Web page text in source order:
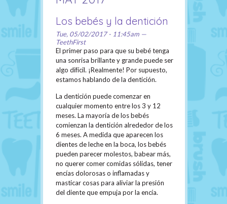
Los bebés y la dentición
Tue, 05/02/2017 - 11:45am —
TeethFirst
El primer paso para que su bebé tenga
una sonrisa brillante y grande puede ser
algo difícil. ¡Realmente! Por supuesto,
estamos hablando de la dentición.
La dentición puede comenzar en
cualquier momento entre los 3 y 12
meses. La mayoría de los bebés
comienzan la dentición alrededor de los
6 meses. A medida que aparecen los
dientes de leche en la boca, los bebés
pueden parecer molestos, babear más,
no querer comer comidas sólidas, tener
encías dolorosas o inflamadas y
masticar cosas para aliviar la presión
del diente que empuja por la encía.